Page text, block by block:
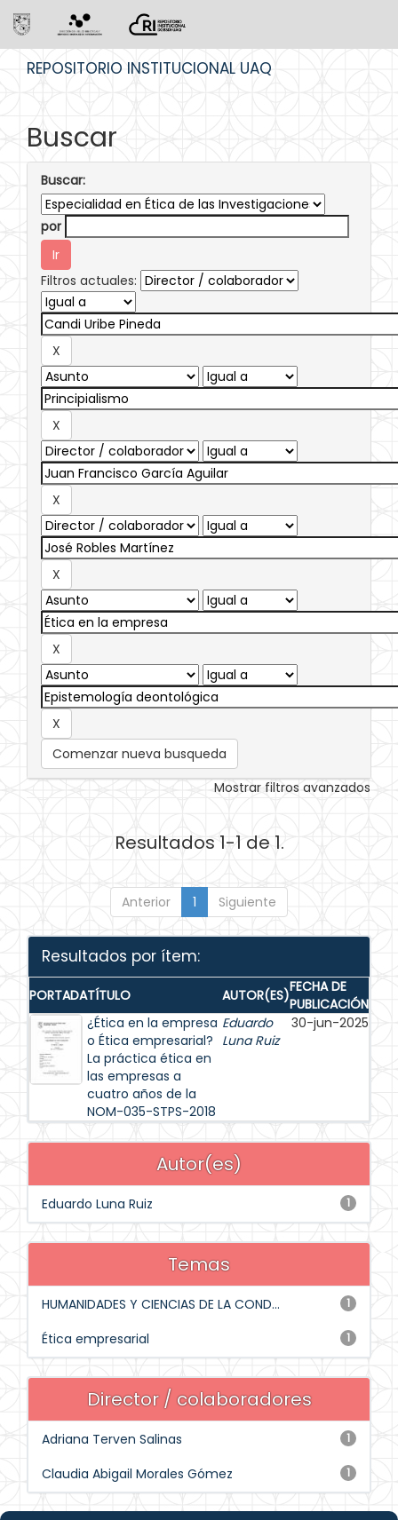
REPOSITORIO INSTITUCIONAL UAQ
Buscar
Buscar:
por
Filtros actuales:
Comenzar nueva busqueda
Mostrar filtros avanzados
Resultados 1-1 de 1.
Anterior 1 Siguiente
Resultados por ítem:
PORTADATÍTULO AUTOR(ES)FECHA DE
PUBLICACIÓN
¿Ética en la empresa
o Ética empresarial?
La práctica ética en
las empresas a
cuatro años de la
NOM-035-STPS-2018
Eduardo
Luna Ruiz
30-jun-2025
Autor(es)
1
Eduardo Luna Ruiz
Temas
1
HUMANIDADES Y CIENCIAS DE LA COND...
1
Ética empresarial
Director / colaboradores
1
Adriana Terven Salinas
1
Claudia Abigail Morales Gómez